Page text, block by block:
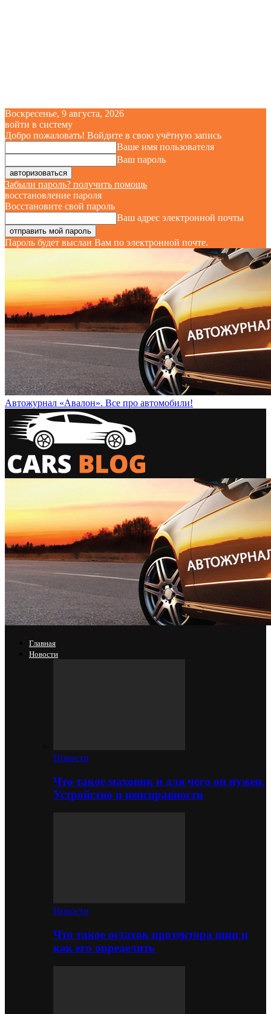
Воскресенье, 9 августа, 2026
войти в систему
Добро пожаловать! Войдите в свою учётную запись
Ваше имя пользователя
Ваш пароль
Забыли пароль? получить помощь
восстановление пароля
Восстановите свой пароль
Ваш адрес электронной почты
Пароль будет выслан Вам по электронной почте.
Автожурнал «Авалон». Все про автомобили!
Главная
Новости
Новости
Что такое маховик и для чего он нужен.
Устройство и неисправности
Новости
Что такое остаток протектора шин и
как его определить